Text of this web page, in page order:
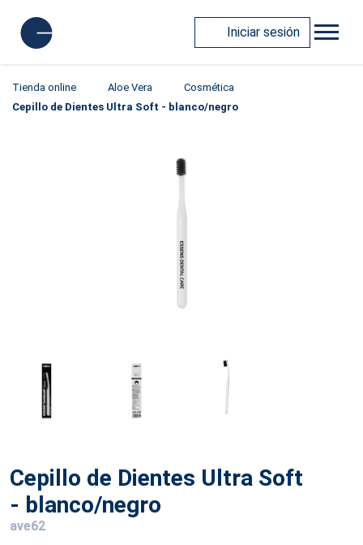
Iniciar sesión
Tienda online Aloe Vera
Cosmética
Cepillo de Dientes Ultra Soft - blanco/negro
Cepillo de Dientes Ultra Soft
- blanco/negro
ave62